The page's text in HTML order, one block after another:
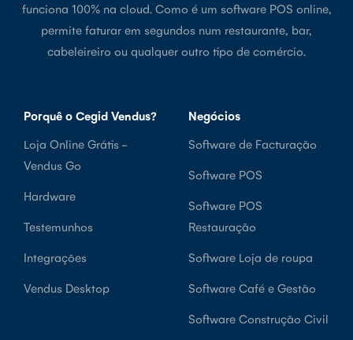
funciona 100% na cloud. Como é um software POS online,
permite faturar em segundos num restaurante, bar,
cabeleireiro ou qualquer outro tipo de comércio.
Porquê o Cegid Vendus?
Loja Online Grátis -
Vendus Go
Hardware
Testemunhos
Integrações
Vendus Desktop
Negócios
Software de Facturação
Software POS
Software POS
Restauração
Software Loja de roupa
Software Café e Gestão
Software Construção Civil